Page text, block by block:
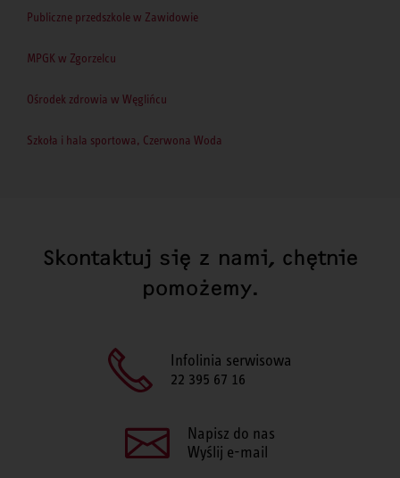
Publiczne przedszkole w Zawidowie
MPGK w Zgorzelcu
Ośrodek zdrowia w Węglińcu
Szkoła i hala sportowa, Czerwona Woda
Skontaktuj się z nami, chętnie
pomożemy.
Infolinia serwisowa
22 395 67 16
Napisz do nas
Wyślij e-mail